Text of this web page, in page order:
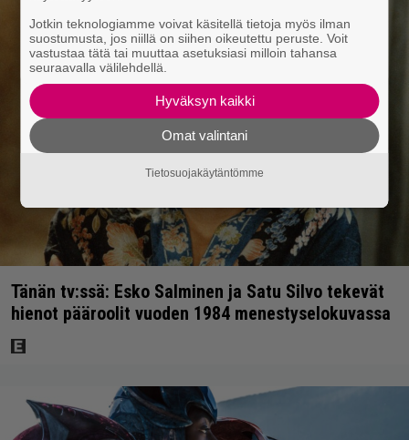
Tänän tv:ssä: Esko Salminen ja Satu Silvo tekevät
hienot pääroolit vuoden 1984 menestyselokuvassa
Jotkin teknologiamme voivat käsitellä tietoja myös ilman
suostumusta, jos niillä on siihen oikeutettu peruste. Voit
vastustaa tätä tai muuttaa asetuksiasi milloin tahansa
seuraavalla välilehdellä.
Hyväksyn kaikki
Omat valintani
Tietosuojakäytäntömme